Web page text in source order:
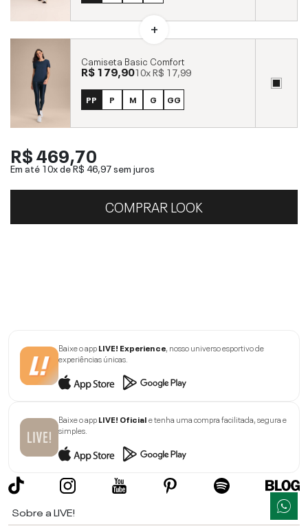
Camiseta Basic Comfort
R$ 179,9010xR$ 17,99
PP P M G GG
R$ 469,70
Em até 10x deR$ 46,97sem juros
COMPRAR LOOK
Baixe o appLIVE! Experience, nosso universo esportivo de
experiências únicas.
Baixe o appLIVE! Oficiale tenha uma compra facilitada, segura e
simples.
Sobre a LIVE!